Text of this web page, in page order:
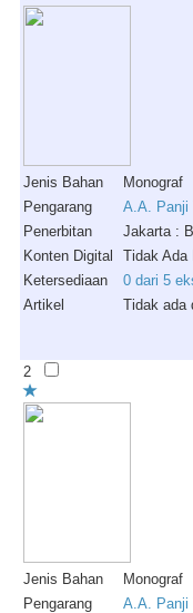
Jenis Bahan
Monograf
Pengarang
A.A. Panji
Penerbitan
Jakarta :
Konten Digital
Tidak Ada
Ketersediaan
0 dari 5
Artikel
Tidak ada
2
Jenis Bahan
Monograf
Pengarang
A.A. Panji